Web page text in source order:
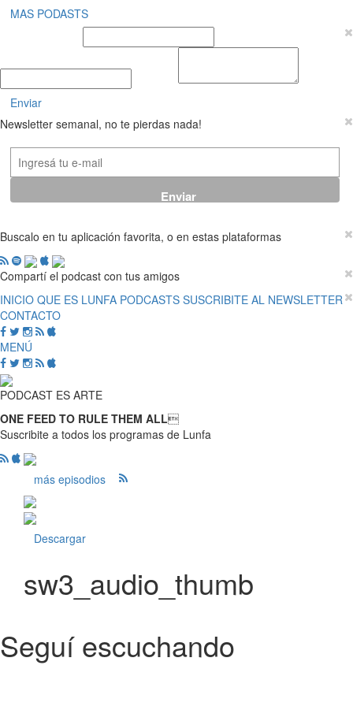
MAS PODASTS
Enviar
Newsletter semanal, no te pierdas nada!
Buscalo en tu aplicación favorita, o en estas plataformas
Compartí el podcast con tus amigos
INICIO QUE ES LUNFA PODCASTS SUSCRIBITE AL NEWSLETTER
CONTACTO
MENÚ
PODCAST ES ARTE
ONE FEED TO RULE THEM ALL
Suscribite a todos los programas de Lunfa
más episodios
Descargar
sw3_audio_thumb
Seguí escuchando